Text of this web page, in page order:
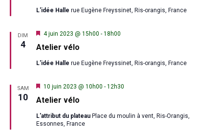
L'idée Halle rue Eugène Freyssinet, Ris-orangis, France
DIM
4 Atelier vélo
Mis
avant
4 juin 2023 @ 15h00 - 18h00
L'idée Halle rue Eugène Freyssinet, Ris-orangis, France
SAM
10 Atelier vélo
Mis
avant
10 juin 2023 @ 10h00 - 12h30
L'attribut du plateau Place du moulin à vent, Ris-Orangis,
Essonnes, France